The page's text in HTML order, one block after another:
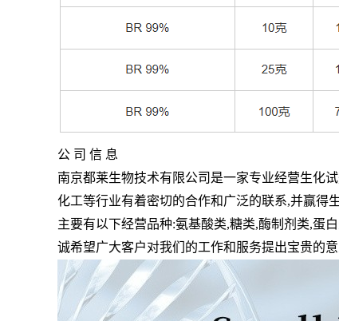
公 司 信 息
南京都莱生物技术有限公司是一家专业经营生化
化工等行业有着密切的合作和广泛的联系,并赢得
主要有以下经营品种:氨基酸类,糖类,酶制剂类,蛋
诚希望广大客户对我们的工作和服务提出宝贵的